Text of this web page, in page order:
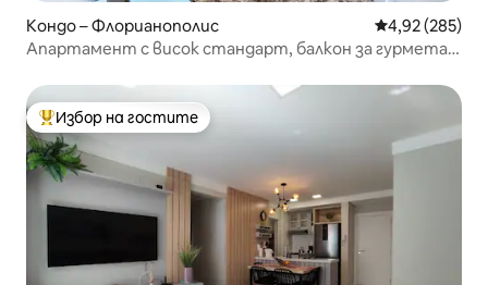
Кондо – Флорианополис Средна
4,92 (285)
Апартамент с висок стандарт, балкон за гурмета и
Най-популярен избор на гостите
Избор на гостите